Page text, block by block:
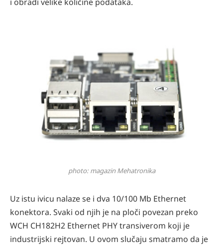
photo: magazin Mehatronika
Uz istu ivicu nalaze se i dva 10/100 Mb Ethernet
konektora. Svaki od njih je na ploči povezan preko
WCH CH182H2 Ethernet PHY transiverom koji je
industrijski rejtovan. U ovom slučaju smatramo da je